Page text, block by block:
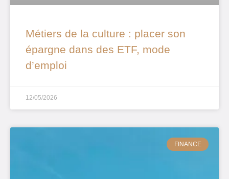
Métiers de la culture : placer son
épargne dans des ETF, mode
d’emploi
12/05/2026
FINANCE